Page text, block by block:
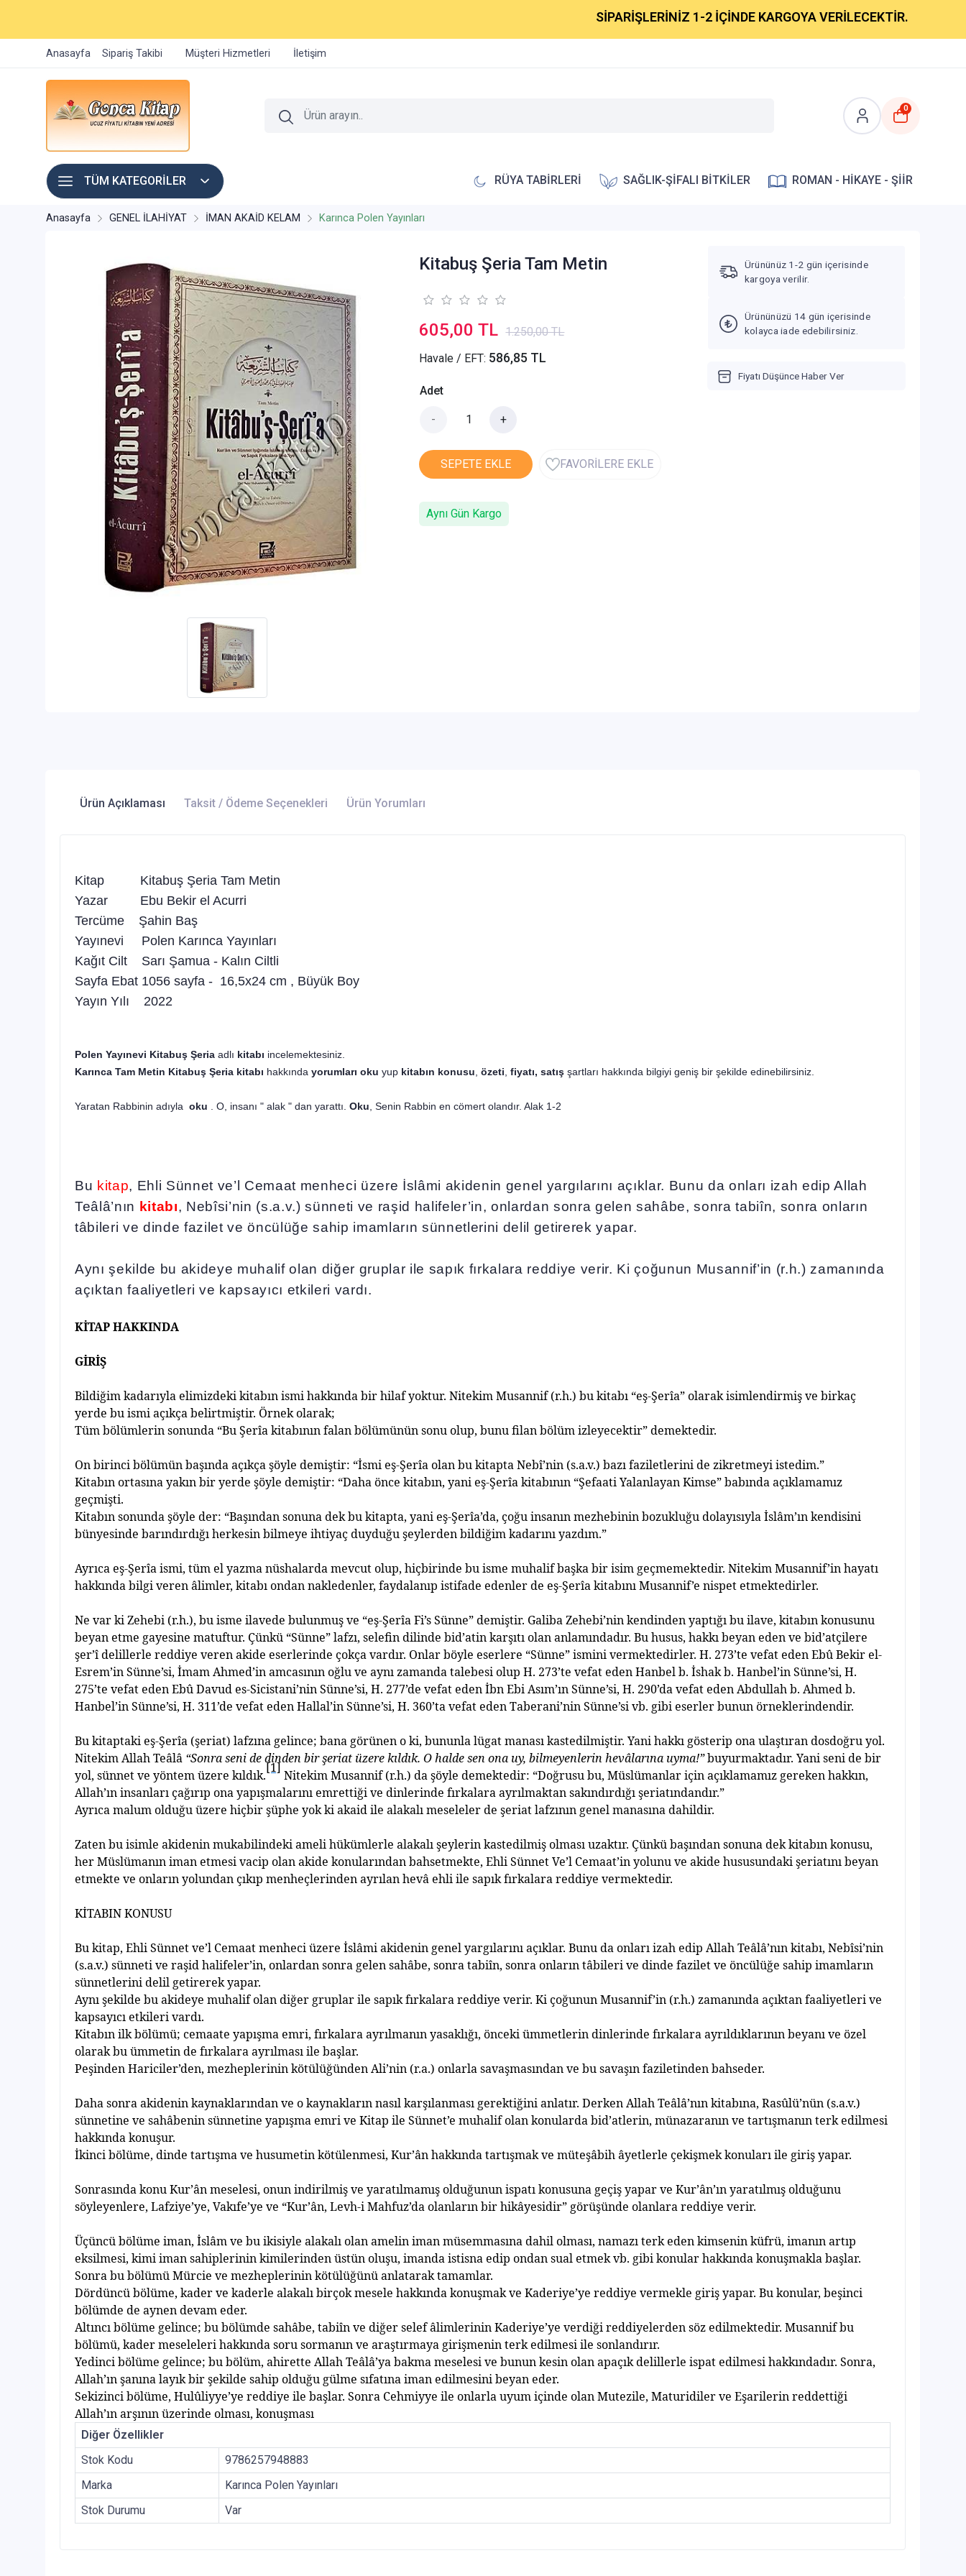
SİPARİŞLERİNİZ 1-2 İÇİNDE KARGOYA VERİLECEKTİR.
Anasayfa Sipariş Takibi Müşteri Hizmetleri İletişim
0
TÜM KATEGORİLER RÜYA TABİRLERİ SAĞLIK-ŞİFALI BİTKİLER ROMAN - HİKAYE - ŞİİR
Anasayfa GENEL İLAHİYAT İMAN AKAİD KELAM Karınca Polen Yayınları
Kitabuş Şeria Tam Metin
605,00 TL 1.250,00 TL
Havale / EFT: 586,85 TL
Adet
- +
SEPETE EKLE FAVORİLERE EKLE
Aynı Gün Kargo
Ürününüz 1-2 gün içerisinde
kargoya verilir.
Ürününüzü 14 gün içerisinde
kolayca iade edebilirsiniz.
Fiyatı Düşünce Haber Ver
Ürün Açıklaması Taksit / Ödeme Seçenekleri Ürün Yorumları
Kitap Kitabuş Şeria Tam Metin
Yazar Ebu Bekir el Acurri
Tercüme Şahin Baş
Yayınevi Polen Karınca Yayınları
Kağıt Cilt Sarı Şamua - Kalın Ciltli
Sayfa Ebat 1056 sayfa - 16,5x24 cm , Büyük Boy
Yayın Yılı 2022
Polen Yayınevi Kitabuş Şeria adlı kitabı incelemektesiniz.
Karınca Tam Metin Kitabuş Şeria kitabı hakkında yorumları oku yup kitabın konusu özeti fiyatı, satış şartları hakkında bilgiyi geniş bir şekilde edinebilirsiniz.
Yaratan Rabbinin adıyla oku . O, insanı " alak " dan yarattı. Oku , Senin Rabbin en cömert olandır. Alak 1-2
Bu kitap, Ehli Sünnet ve’l Cemaat menheci üzere İslâmi akidenin genel yargılarını açıklar. Bunu da onları izah edip Allah
Teâlâ’nın kitabı, Nebîsi’nin (s.a.v.) sünneti ve raşid halifeler’in, onlardan sonra gelen sahâbe, sonra tabiîn, sonra onların
tâbileri ve dinde fazilet ve öncülüğe sahip imamların sünnetlerini delil getirerek yapar.
Aynı şekilde bu akideye muhalif olan diğer gruplar ile sapık fırkalara reddiye verir. Ki çoğunun Musannif’in (r.h.) zamanında
açıktan faaliyetleri ve kapsayıcı etkileri vardı.
KİTAP HAKKINDA
GIRIŞ
Bildiğim kadarıyla elimizdeki kitabın ismi hakkında bir hilaf yoktur. Nitekim Musannif (r.h.) bu kitabı “eş-Şerîa” olarak isimlendirmişve birkaç
yerde bu ismi açıkça belirtmiştir. Örnek olarak;
Tüm bölümlerin sonunda “BuŞerîa kitabının falan bölümünün sonu olup, bunu filan bölüm izleyecektir” demektedir.
On birinci bölümün başında açıkçaşöyle demiştir: “İsmi eş-Şerîa olan bu kitapta Nebî’nin (s.a.v.) bazıfaziletlerini de zikretmeyi istedim.”
Kitabın ortasına yakın bir yerde şöyle demiştir: “Daha önce kitabın, yani eş-Şerîa kitabının “Şefaati Yalanlayan Kimse” babında açıklamamız
geçmişti.
Kitabın sonundaşöyle der: “Başından sonuna dek bu kitapta, yani eş-Şerîa’da, çoğu insanın mezhebinin bozukluğu dolayısıylaİslâm’ın kendisini
bünyesinde barındırdığıherkesin bilmeye ihtiyaç duyduğuşeylerden bildiğim kadarınıyazdım.”
Ayrıca eş-Şerîa ismi, tüm el yazma nüshalarda mevcut olup, hiçbirinde bu isme muhalif başka bir isim geçmemektedir. Nitekim Musannif’in hayatı
hakkında bilgi veren âlimler, kitabıondan nakledenler, faydalanıp istifade edenler de eş-Şerîa kitabınıMusannif’e nispet etmektedirler.
Ne var ki Zehebi (r.h.), bu isme ilavede bulunmuşve “eş-Şerîa Fi’s Sünne” demiştir. Galiba Zehebi’nin kendinden yaptığıbu ilave, kitabın konusunu
beyan etme gayesine matuftur. Çünkü “Sünne” lafzı, selefin dilinde bid’atin karşıtıolan anlamındadır. Bu husus, hakkıbeyan eden ve bid’atçilere
şer’î delillerle reddiye veren akide eserlerinde çokça vardır. Onlar böyle eserlere “Sünne” ismini vermektedirler. H. 273’te vefat eden Ebû Bekir el-
Esrem’in Sünne’si, İmam Ahmed’in amcasının oğlu ve aynızamanda talebesi olup H. 273’te vefat eden Hanbel b. İshak b. Hanbel’in Sünne’si, H.
275’te vefat eden Ebû Davud es-Sicistani’nin Sünne’si, H. 277’de vefat edenİbn Ebi Asım’ın Sünne’si, H. 290’da vefat eden Abdullah b. Ahmed b.
Hanbel’in Sünne’si, H. 311’de vefat eden Hallal’in Sünne’si, H. 360’ta vefat eden Taberani’nin Sünne’si vb. gibi eserler bunun örneklerindendir.
Bu kitaptaki eş-Şerîa (şeriat) lafzına gelince; bana görünen o ki, bununla lügat manasıkastedilmiştir. Yani hakkı gösterip ona ulaştıran dosdoğru yol.
Nitekim Allah Teâlâ “Sonra seni de dinden birşeriat üzere kıldık. O halde sen ona uy, bilmeyenlerin hevâlarına uyma!”buyurmaktadır. Yani seni de bir
yol, sünnet ve yöntem üzere kıldık.[1]Nitekim Musannif (r.h.) daşöyle demektedir: “Doğrusu bu, Müslümanlar için açıklamamız gereken hakkın,
Allah’ın insanlarıçağırıp ona yapışmalarınıemrettiği ve dinlerinde fırkalara ayrılmaktan sakındırdığışeriatındandır.”
Ayrıca malum olduğu üzere hiçbirşüphe yok ki akaid ile alakalımeseleler de şeriat lafzının genel manasına dahildir.
Zaten bu isimle akidenin mukabilindeki ameli hükümlerle alakalışeylerin kastedilmişolmasıuzaktır. Çünkü başından sonuna dek kitabın konusu,
her Müslümanın iman etmesi vacip olan akide konularından bahsetmekte, Ehli Sünnet Ve’l Cemaat’in yolunu ve akide hususundakişeriatınıbeyan
etmekte ve onların yolundan çıkıp menheçlerinden ayrılan hevâ ehli ile sapık fırkalara reddiye vermektedir.
KITABIN KONUSU
Bu kitap, Ehli Sünnet ve’l Cemaat menheci üzere İslâmi akidenin genel yargılarınıaçıklar. Bunu da onlarıizah edip Allah Teâlâ’nın kitabı, Nebîsi’nin
(s.a.v.) sünneti ve raşid halifeler’in, onlardan sonra gelen sahâbe, sonra tabiîn, sonra onların tâbileri ve dinde fazilet ve öncülüğe sahip imamların
sünnetlerini delil getirerek yapar.
Aynışekilde bu akideye muhalif olan diğer gruplar ile sapık fırkalara reddiye verir. Ki çoğunun Musannif’in (r.h.) zamanında açıktan faaliyetleri ve
kapsayıcıetkileri vardı.
Kitabın ilk bölümü; cemaate yapışma emri, fırkalara ayrılmanın yasaklığı, önceki ümmetlerin dinlerinde fırkalara ayrıldıklarının beyanıve özel
olarak bu ümmetin de fırkalara ayrılmasıile başlar.
Peşinden Hariciler’den, mezheplerinin kötülüğünden Ali’nin (r.a.) onlarla savaşmasından ve bu savaşın faziletinden bahseder.
Daha sonra akidenin kaynaklarından ve o kaynakların nasıl karşılanması gerektiğini anlatır. Derken Allah Teâlâ’nın kitabına, Rasûlü’nün (s.a.v.)
sünnetine ve sahâbenin sünnetine yapışma emri ve Kitap ile Sünnet’e muhalif olan konularda bid’atlerin, münazaranın ve tartışmanın terk edilmesi
hakkında konuşur.
İkinci bölüme, dinde tartışma ve husumetin kötülenmesi, Kur’ân hakkında tartışmak ve müteşâbih âyetlerle çekişmek konularıile girişyapar.
Sonrasında konu Kur’ân meselesi, onun indirilmişve yaratılmamışolduğunun ispatıkonusuna geçişyapar ve Kur’ân’ın yaratılmışolduğunu
söyleyenlere, Lafziye’ye, Vakıfe’ye ve “Kur’ân, Levh-i Mahfuz’da olanların bir hikâyesidir” görüşünde olanlara reddiye verir.
Üçüncü bölüme iman, İslâm ve bu ikisiyle alakalıolan amelin iman müsemmasına dahil olması, namazıterk eden kimsenin küfrü, imanın artıp
eksilmesi, kimi iman sahiplerinin kimilerinden üstün oluşu, imanda istisna edip ondan sual etmek vb. gibi konular hakkında konuşmakla başlar.
Sonra bu bölümü Mürcie ve mezheplerinin kötülüğünü anlatarak tamamlar.
Dördüncü bölüme, kader ve kaderle alakalıbirçok mesele hakkında konuşmak ve Kaderiye’ye reddiye vermekle girişyapar. Bu konular, beşinci
bölümde de aynen devam eder.
Altıncıbölüme gelince; bu bölümde sahâbe, tabiîn ve diğer selef âlimlerinin Kaderiye’ye verdiği reddiyelerden söz edilmektedir. Musannif bu
bölümü, kader meseleleri hakkında soru sormanın ve araştırmaya girişmenin terk edilmesi ile sonlandırır.
Yedinci bölüme gelince; bu bölüm, ahirette Allah Teâlâ’ya bakma meselesi ve bunun kesin olan apaçık delillerle ispat edilmesi hakkındadır. Sonra,
Allah’ınşanına layık birşekilde sahip olduğu gülme sıfatına iman edilmesini beyan eder.
Sekizinci bölüme, Hulûliyye’ye reddiye ile başlar. Sonra Cehmiyye ile onlarla uyum içinde olan Mutezile, Maturidiler ve Eşarilerin reddettiği
Allah’ın arşının üzerinde olması, konuşması
Diğer Özellikler
Stok Kodu
9786257948883
Marka
Karınca Polen Yayınları
Stok Durumu
Var